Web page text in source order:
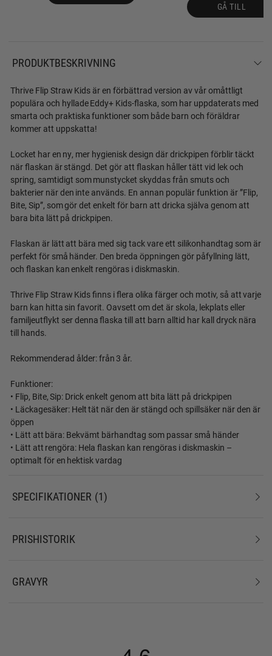
GÅ TILL
PRODUKTBESKRIVNING
Thrive Flip Straw Kids är en förbättrad version av vår omåttligt
populära och hyllade Eddy+ Kids-flaska, som har uppdaterats med
smarta och praktiska funktioner som både barn och föräldrar
kommer att uppskatta!
Locket har en ny, mer hygienisk design där drickpipen förblir täckt
när flaskan är stängd. Det gör att flaskan håller tätt vid lek och
spring, samtidigt som munstycket skyddas från smuts och
bakterier när den inte används. En annan populär funktion är ”Flip,
Bite, Sip”, som gör det enkelt för barn att dricka själva genom att
bara bita lätt på drickpipen.
Flaskan är lätt att bära med sig tack vare ett silikonhandtag som är
perfekt för små händer. Den breda öppningen gör påfyllning lätt,
och flaskan kan enkelt rengöras i diskmaskin.
Thrive Flip Straw Kids finns i flera olika färger och motiv, så att varje
barn kan hitta sin favorit. Oavsett om det är skola, lekplats eller
familjeutflykt ser denna flaska till att barn alltid har kall dryck nära
till hands.
Rekommenderad ålder: från 3 år.
Funktioner:
• Flip, Bite, Sip: Drick enkelt genom att bita lätt på drickpipen
• Läckagesäker: Helt tät när den är stängd och spillsäker när den är
öppen
• Lätt att bära: Bekvämt bärhandtag som passar små händer
• Lätt att rengöra: Hela flaskan kan rengöras i diskmaskin –
optimalt för en hektisk vardag
SPECIFIKATIONER 1
PRISHISTORIK
GRAVYR